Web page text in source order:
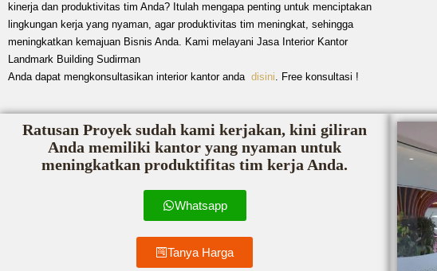
kinerja dan produktivitas tim Anda? Itulah mengapa penting untuk menciptakan
lingkungan kerja yang nyaman, agar produktivitas tim meningkat, sehingga
meningkatkan kemajuan Bisnis Anda. Kami melayani Jasa Interior Kantor
Landmark Building Sudirman
Anda dapat mengkonsultasikan interior kantor anda disini. Free konsultasi !
Ratusan Proyek sudah kami kerjakan, kini giliran
Anda memiliki kantor yang nyaman untuk
meningkatkan produktifitas tim kerja Anda.
Whatsapp
Tanya Harga